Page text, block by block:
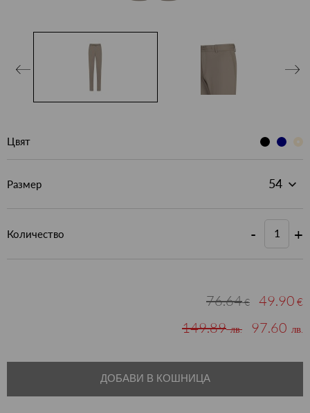
Цвят
Размер
Количество - +
76.64€ 49.90 €
149.89лв. 97.60 лв.
ДОБАВИ В КОШНИЦА